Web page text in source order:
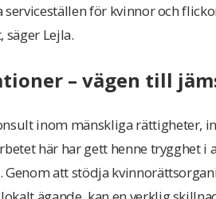
för kvinnor och
säger Lejla.
– vägen till
inom mänskliga rättigheter,
här har gett henne trygghet
att stödja